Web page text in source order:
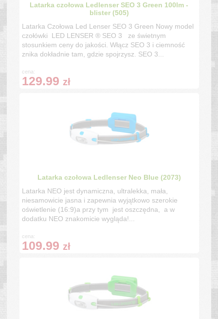
Latarka czołowa Ledlenser SEO 3 Green 100lm -
blister (505)
Latarka Czołowa Led Lenser SEO 3 Green Nowy model
czołówki LED LENSER ® SEO 3 ze świetnym
stosunkiem ceny do jakości. Włącz SEO 3 i ciemność
znika dokładnie tam, gdzie spojrzysz. SEO 3...
cena:
129.99 zł
Latarka czołowa Ledlenser Neo Blue (2073)
Latarka NEO jest dynamiczna, ultralekka, mała,
niesamowicie jasna i zapewnia wyjątkowo szerokie
oświetlenie (16:9)a przy tym jest oszczędna, a w
dodatku NEO znakomicie wygląda!...
cena:
109.99 zł